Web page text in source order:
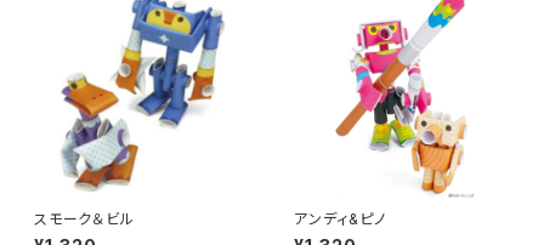
スモーク＆ビル アンディ&ピノ